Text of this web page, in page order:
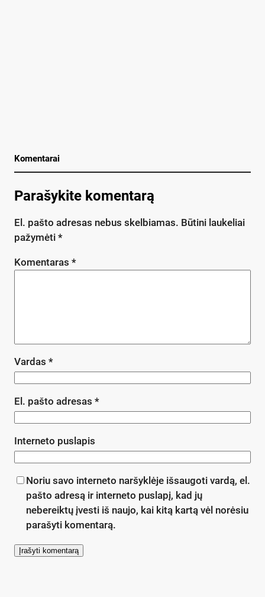
Komentarai
Parašykite komentarą
El. pašto adresas nebus skelbiamas. Būtini laukeliai
pažymėti *
Komentaras *
Vardas *
El. pašto adresas *
Interneto puslapis
Noriu savo interneto naršyklėje išsaugoti vardą, el.
pašto adresą ir interneto puslapį, kad jų
nebereiktų įvesti iš naujo, kai kitą kartą vėl norėsiu
parašyti komentarą.